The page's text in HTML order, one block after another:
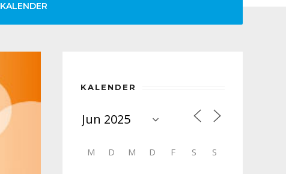
KALENDER
KALENDER
M D M D F S S